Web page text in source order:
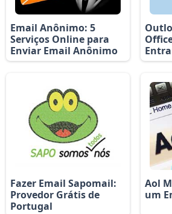
Email Anônimo: 5
Serviços Online para
Enviar Email Anônimo
Fazer Email Sapomail:
Provedor Grátis de
Portugal
Aol
um